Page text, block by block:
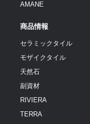
AMANE
商品情報
セラミックタイル
モザイクタイル
天然石
副資材
RIVIERA
TERRA